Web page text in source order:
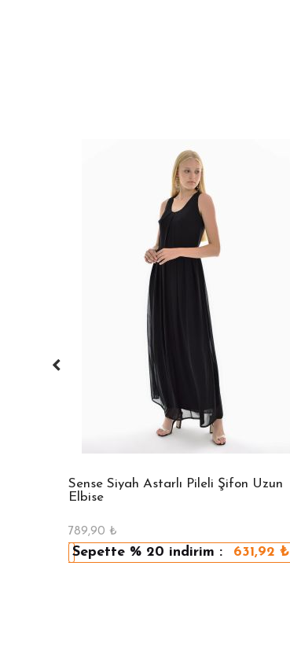
Sense Siyah Astarlı Pileli Şifon Uzun
Elbise
789,90 ₺
Sepette % 20 indirim : 631,92 ₺